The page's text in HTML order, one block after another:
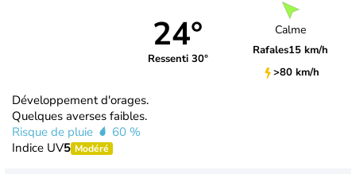
24°
Ressenti 30°
Calme
Rafales15 km/h
>80 km/h
Développement d'orages.
Quelques averses faibles.
Risque de pluie
60 %
Indice UV5 Modéré